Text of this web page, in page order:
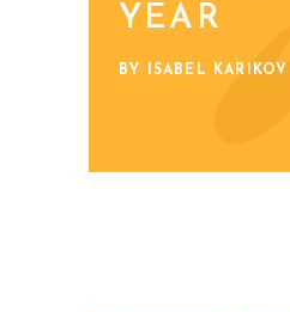
YEAR
BY ISABEL KARIKOV